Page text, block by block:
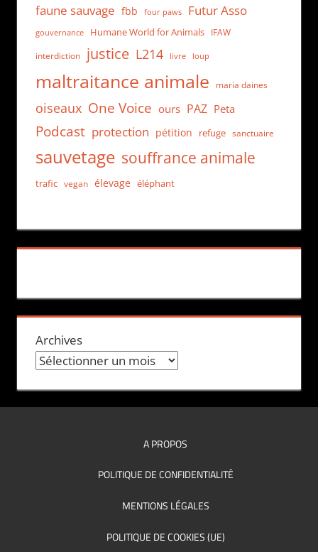
faune sauvage fbb four paws Futur Asso
gouvernance Humane World for Animals IFAW
interdiction justice L214 livre loup
maltraitance animale maria daines
oiseaux One Voice ours PAZ Peta
Podcast protection pétition refuge sanctuaire
sauvetage souffrance animale
trafic vegan élevage éléphant
Archives
A PROPOS
POLITIQUE DE CONFIDENTIALITÉ
MENTIONS LÉGALES
POLITIQUE DE COOKIES (UE)